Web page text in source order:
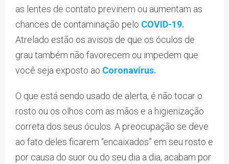
as lentes de contato previnem ou aumentam as
chances de contaminação pelo COVID-19.
Atrelado estão os avisos de que os óculos de
grau também não favorecem ou impedem que
você seja exposto ao Coronavírus.
O que está sendo usado de alerta, é não tocar o
rosto ou os olhos com as mãos e a higienização
correta dos seus óculos. A preocupação se deve
ao fato deles ficarem “encaixados” em seu rosto e
por causa do suor ou do seu dia a dia, acabam por